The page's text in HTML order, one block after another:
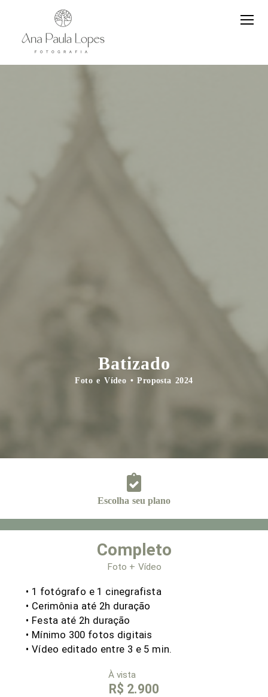
Batizado
Foto e Vídeo • Proposta 2024
Escolha seu plano
Completo
Foto + Vídeo
• 1 fotógrafo e 1 cinegrafista
• Cerimôniaaté 2h duração
• Festa até 2h duração
• Mínimo 300 fotos digitais
•Vídeo editado entre 3 e 5 min.
À vista
R$ 2.900